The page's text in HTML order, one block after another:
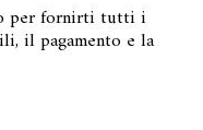
per fornirti tutti i
il pagamento e la